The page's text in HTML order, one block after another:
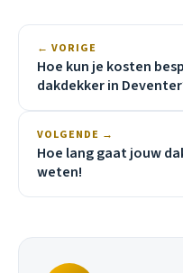
← VORIGE
Hoe kun je kosten
dakdekker in
VOLGENDE →
Hoe lang gaat jouw
weten!